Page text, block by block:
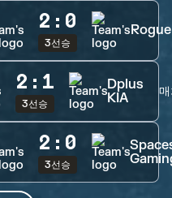
2 : 0
3선승
Rogue
2 : 1
3선승
Dplus
KIA
2 : 0
3선승